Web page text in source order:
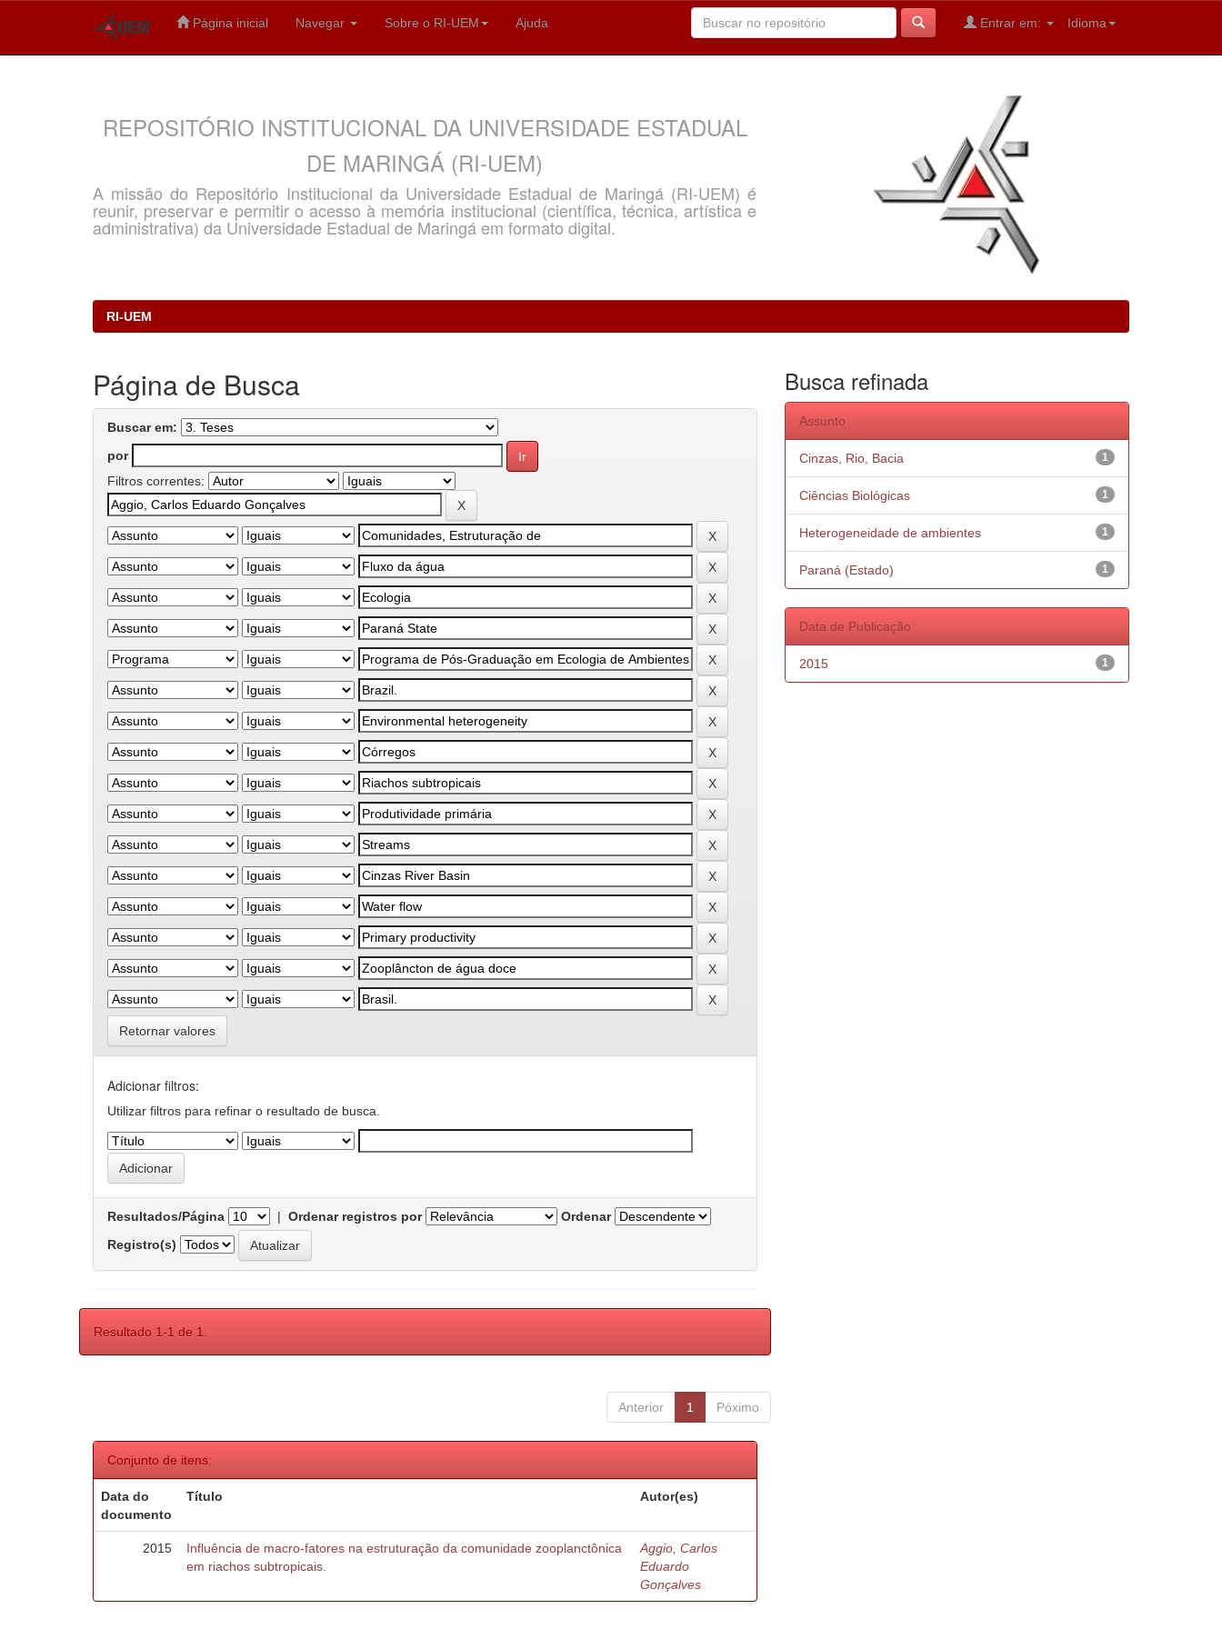
Página inicial Navegar Sobre o RI-UEM Ajuda Idioma
Entrar em:
REPOSITÓRIO INSTITUCIONAL DA UNIVERSIDADE ESTADUAL
DE MARINGÁ (RI-UEM)
A missão do Repositório Institucional da Universidade Estadual de Maringá (RI-UEM) é
reunir, preservar e permitir o acesso à memória institucional (científica, técnica, artística e
administrativa) da Universidade Estadual de Maringá em formato digital.
RI-UEM
Página de Busca
Buscar em:
por
Filtros correntes:
Retornar valores
Adicionar filtros:
Utilizar filtros para refinar o resultado de busca.
Resultados/Página | Ordenar registros por
Ordenar
Registro(s)
Resultado 1-1 de 1.
Anterior 1 Póximo
Conjunto de itens:
Data do
documento
Título Autor(es)
2015
Influência de macro-fatores na estruturação da comunidade zooplanctônica
em riachos subtropicais.
Aggio, Carlos
Eduardo
Gonçalves
Busca refinada
Assunto
1
Cinzas, Rio, Bacia
1
Ciências Biológicas
1
Heterogeneidade de ambientes
1
Paraná (Estado)
Data de Publicação
1
2015